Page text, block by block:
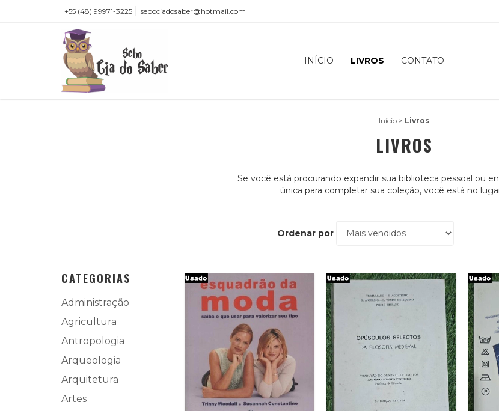
+55 (48) 99971-3225 sebociadosaber@hotmail.com
INÍCIO LIVROS CONTATO
Início > Livros
LIVROS
Se você está procurando expandir sua biblioteca pessoal ou
única para completar sua coleção, você está no
Ordenar por
CATEGORIAS
Administração
Agricultura
Antropologia
Arqueologia
Arquitetura
Artes